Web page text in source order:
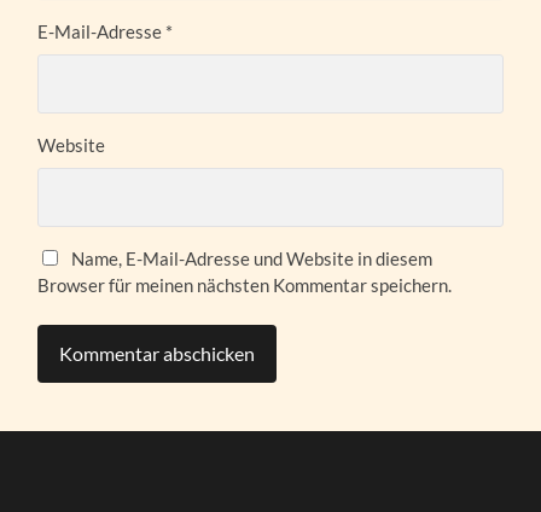
E-Mail-Adresse *
Website
Name, E-Mail-Adresse und Website in diesem
Browser für meinen nächsten Kommentar speichern.